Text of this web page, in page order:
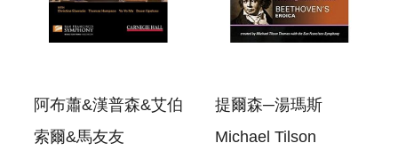
阿布蕭&漢普森&艾伯
索爾&馬友友
提爾森─湯瑪斯
Michael Tilson